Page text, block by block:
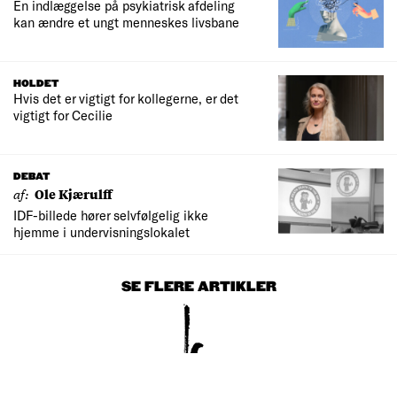
En indlæggelse på psykiatrisk afdeling
kan ændre et ungt menneskes livsbane
HOLDET
Hvis det er vigtigt for kollegerne, er det
vigtigt for Cecilie
DEBAT
af: Ole Kjærulff
IDF-billede hører selvfølgelig ikke
hjemme i undervisningslokalet
SE FLERE ARTIKLER